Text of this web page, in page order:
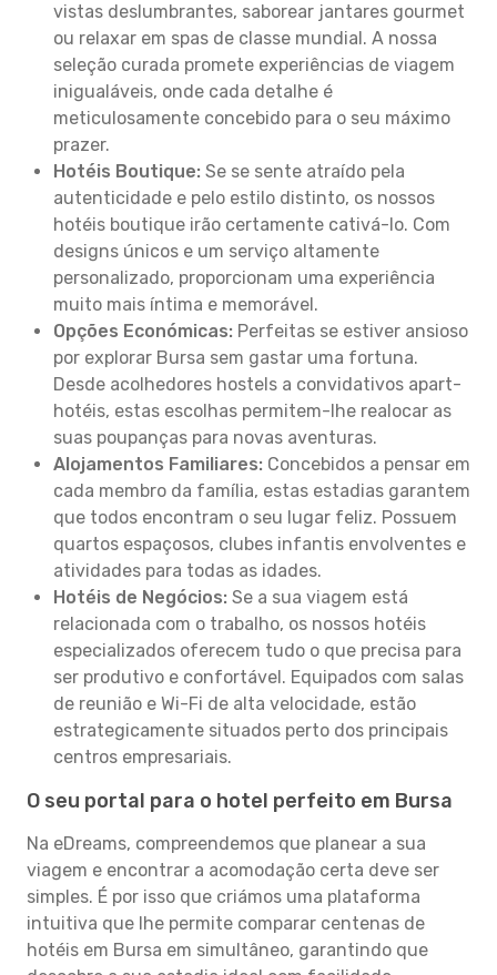
vistas deslumbrantes, saborear jantares gourmet
ou relaxar em spas de classe mundial. A nossa
seleção curada promete experiências de viagem
inigualáveis, onde cada detalhe é
meticulosamente concebido para o seu máximo
prazer.
Hotéis Boutique: Se se sente atraído pela
autenticidade e pelo estilo distinto, os nossos
hotéis boutique irão certamente cativá-lo. Com
designs únicos e um serviço altamente
personalizado, proporcionam uma experiência
muito mais íntima e memorável.
Opções Económicas: Perfeitas se estiver ansioso
por explorar Bursa sem gastar uma fortuna.
Desde acolhedores hostels a convidativos apart-
hotéis, estas escolhas permitem-lhe realocar as
suas poupanças para novas aventuras.
Alojamentos Familiares: Concebidos a pensar em
cada membro da família, estas estadias garantem
que todos encontram o seu lugar feliz. Possuem
quartos espaçosos, clubes infantis envolventes e
atividades para todas as idades.
Hotéis de Negócios: Se a sua viagem está
relacionada com o trabalho, os nossos hotéis
especializados oferecem tudo o que precisa para
ser produtivo e confortável. Equipados com salas
de reunião e Wi-Fi de alta velocidade, estão
estrategicamente situados perto dos principais
centros empresariais.
O seu portal para o hotel perfeito em Bursa
Na eDreams, compreendemos que planear a sua
viagem e encontrar a acomodação certa deve ser
simples. É por isso que criámos uma plataforma
intuitiva que lhe permite comparar centenas de
hotéis em Bursa em simultâneo, garantindo que